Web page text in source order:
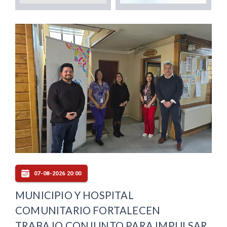
07-08-2026 20:00
MUNICIPIO Y HOSPITAL
COMUNITARIO FORTALECEN